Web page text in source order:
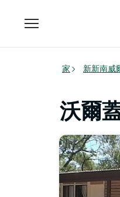
Toggle
navigation
家 新新南威
沃爾